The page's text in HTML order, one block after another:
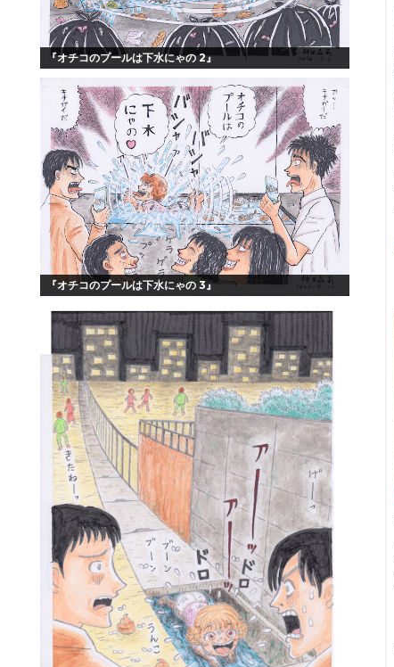
『オチコのプールは下水にゃの 2』
『オチコのプールは下水にゃの 3』